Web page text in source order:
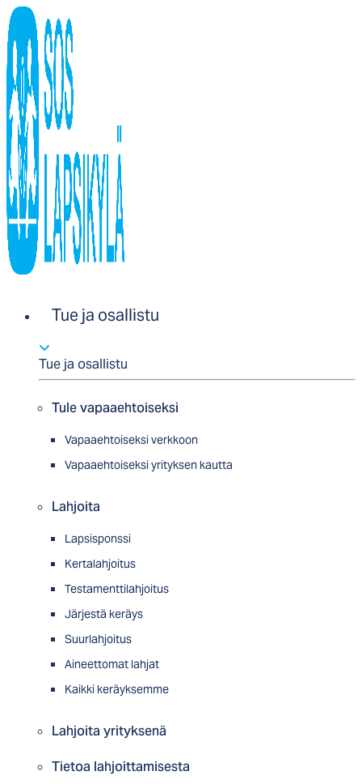
Tue ja osallistu
Tue ja osallistu
Tule vapaaehtoiseksi
Vapaaehtoiseksi verkkoon
Vapaaehtoiseksi yrityksen kautta
Lahjoita
Lapsisponssi
Kertalahjoitus
Testamenttilahjoitus
Järjestä keräys
Suurlahjoitus
Aineettomat lahjat
Kaikki keräyksemme
Lahjoita yrityksenä
Tietoa lahjoittamisesta